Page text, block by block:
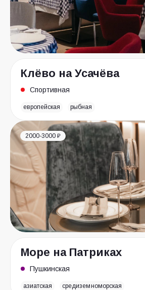
Клёво на Усачёва
Спортивная
европейская рыбная
2000-3000 ₽
Море на Патриках
Пушкинская
азиатская средиземноморская